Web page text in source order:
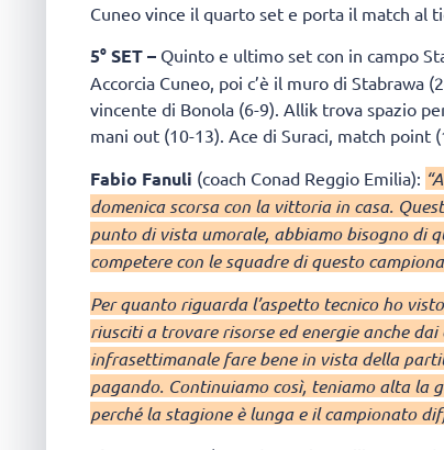
Cuneo vince il quarto set e porta il match al
5° SET – Quinto e ultimo set con in campo
Accorcia Cuneo, poi c’è il muro di Stabrawa
vincente di Bonola (6-9). Allik trova spazio
mani out (10-13). Ace di Suraci, match point
Fabio Fanuli (coach Conad Reggio Emilia):
domenica scorsa con la vittoria in casa.
punto di vista umorale, abbiamo bisogno di
competere con le squadre di questo
Per quanto riguarda l’aspetto tecnico ho
riusciti a trovare risorse ed energie anche
infrasettimanale fare bene in vista della
pagando. Continuiamo così, teniamo alta la
perché la stagione è lunga e il campionato